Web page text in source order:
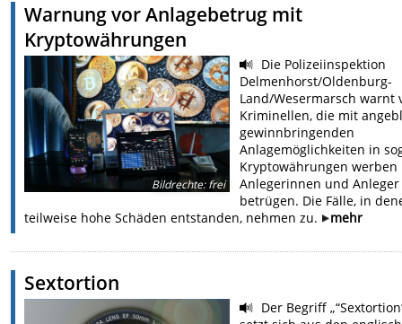
Warnung vor Anlagebetrug mit
Kryptowährungen
Bildrechte:frei
Die Polizeiinspektion
Delmenhorst/Oldenburg-
Land/Wesermarsch warnt
Kriminellen, die mit
gewinnbringenden
Anlagemöglichkeiten in
Kryptowährungen werben
Anlegerinnen und Anleger
betrügen. Die Fälle, in
teilweise hohe Schäden entstanden, nehmen zu.
mehr
Sextortion
Der Begriff